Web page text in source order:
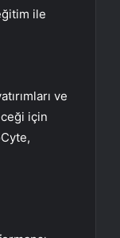
ile
ve
için